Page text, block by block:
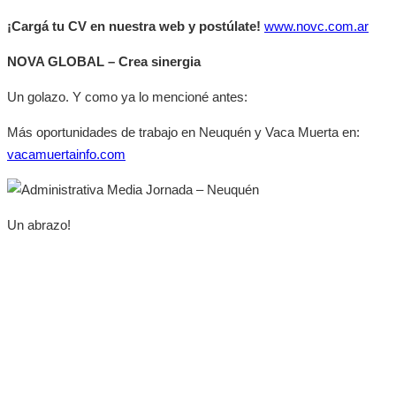
¡Cargá tu CV en nuestra web y postúlate! www.novc.com.ar
NOVA GLOBAL – Crea sinergia
Un golazo. Y como ya lo mencioné antes:
Más oportunidades de trabajo en Neuquén y Vaca Muerta en:
vacamuertainfo.com
Un abrazo!